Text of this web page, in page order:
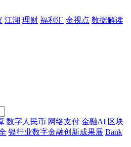
江湖 理财 福利汇 金视点 数据解读
数字人民币 网络支付 金融AI 区块
银行业数字金融创新成果展 Bank